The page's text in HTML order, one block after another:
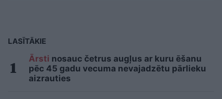
LASĪTĀKIE
Ārsti nosauc četrus augļus ar kuru ēšanu
pēc 45 gadu vecuma nevajadzētu pārlieku
aizrauties